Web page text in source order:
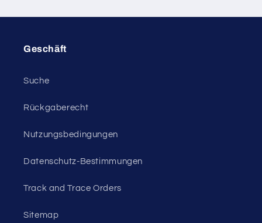
Geschäft
Suche
Rückgaberecht
Nutzungsbedingungen
Datenschutz-Bestimmungen
Track and Trace Orders
Sitemap